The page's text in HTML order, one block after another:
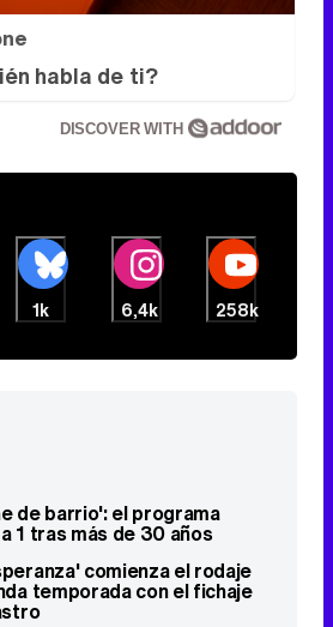
habla de ti?
DISCOVER WITH
1k 6,4k 258k
de barrio': el programa
1 tras más de 30 años
comienza el rodaje
temporada con el fichaje